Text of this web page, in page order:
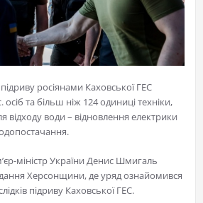
підриву росіянами Каховської ГЕС
осіб та більш ніж 124 одиниці техніки,
відходу води – відновлення електрики
міністр України Денис Шмигаль
Херсонщини, де уряд ознайомився
підриву Каховської ГЕС.